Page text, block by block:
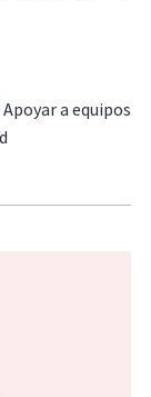
Apoyar a equipos